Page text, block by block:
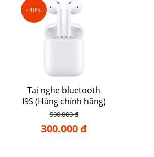
- 40%
Tai nghe bluetooth
I9S (Hàng chính hãng)
500.000 đ
300.000 đ